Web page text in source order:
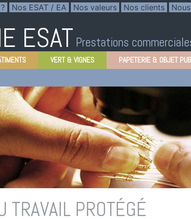
Nos ESAT / EA Nos valeurs Nos clients
ESAT Prestations
VERT & VIGNES PAPETERIE & OBJET
TRAVAIL PROTÉGÉ